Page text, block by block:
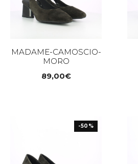
MADAME-CAMOSCIO-
MORO
89,00€
-50%